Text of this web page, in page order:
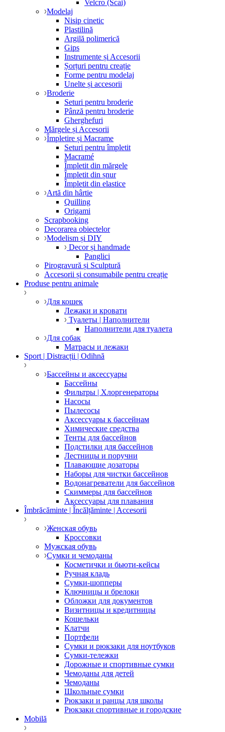
Velcro (Scai)
Modelaj
Nisip cinetic
Plastilină
Argilă polimerică
Gips
Instrumente și Accesorii
Șorțuri pentru creație
Forme pentru modelaj
Unelte și accesorii
Broderie
Seturi pentru broderie
Pânză pentru broderie
Gherghefuri
Mărgele și Accesorii
Împletire și Macrame
Seturi pentru împletit
Macramé
Împletit din mărgele
Împletit din șnur
Împletit din elastice
Artă din hârtie
Quilling
Origami
Scrapbooking
Decorarea obiectelor
Modelism și DIY
Decor și handmade
Panglici
Pirogravură și Sculptură
Accesorii și consumabile pentru creație
Produse pentru animale
Для кошек
Лежаки и кровати
Туалеты | Наполнители
Наполнители для туалета
Для собак
Матрасы и лежаки
Sport | Distracții | Odihnă
Бассейны и аксессуары
Бассейны
Фильтры | Хлоргенераторы
Насосы
Пылесосы
Аксессуары к бассейнам
Химические средства
Тенты для бассейнов
Подстилки для бассейнов
Лестницы и поручни
Плавающие дозаторы
Наборы для чистки бассейнов
Водонагреватели для бассейнов
Скиммеры для бассейнов
Аксессуары для плавания
Îmbrăcăminte | Încălțăminte | Accesorii
Женская обувь
Кроссовки
Мужская обувь
Сумки и чемоданы
Косметички и бьюти-кейсы
Ручная кладь
Сумки-шопперы
Ключницы и брелоки
Обложки для документов
Визитницы и кредитницы
Кошельки
Клатчи
Портфели
Сумки и рюкзаки для ноутбуков
Сумки-тележки
Дорожные и спортивные сумки
Чемоданы для детей
Чемоданы
Школьные сумки
Рюкзаки и ранцы для школы
Рюкзаки спортивные и городские
Mobilă